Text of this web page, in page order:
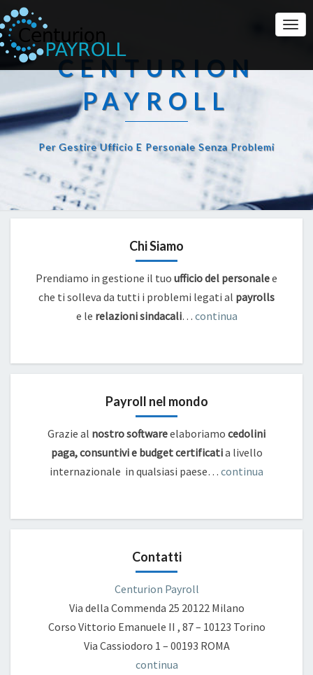
CENTURION
PAYROLL
Per Gestire Ufficio E Personale Senza Problemi
Chi Siamo
Prendiamo in gestione il tuo ufficio del personalee
che ti solleva da tutti i problemi legati al payrolls
e le relazioni sindacali… continua
Payroll nel mondo
Grazie al nostro softwareelaboriamo cedolini
paga, consuntivi e budget certificatia livello
internazionale in qualsiasi paese… continua
Contatti
Centurion Payroll
Via della Commenda 25 20122 Milano
Corso Vittorio Emanuele II , 87 – 10123 Torino
Via Cassiodoro 1 – 00193 ROMA
continua